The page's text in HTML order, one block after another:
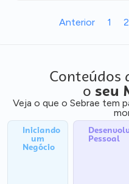
Anterior 1 2
Conteúdos
o seu
Veja o que o Sebrae tem
Iniciando
um
Negócio
Pessoal